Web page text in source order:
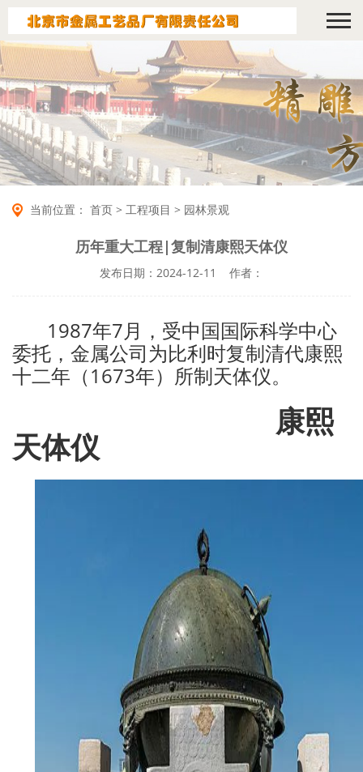
当前位置： 首页 > 工程项目 > 园林景观
历年重大工程|复制清康熙天体仪
发布日期：2024-12-11 作者：
1987年7月，受中国国际科学中心
委托，金属公司为比利时复制清代康熙
十二年（1673年）所制天体仪。
康熙
天体仪